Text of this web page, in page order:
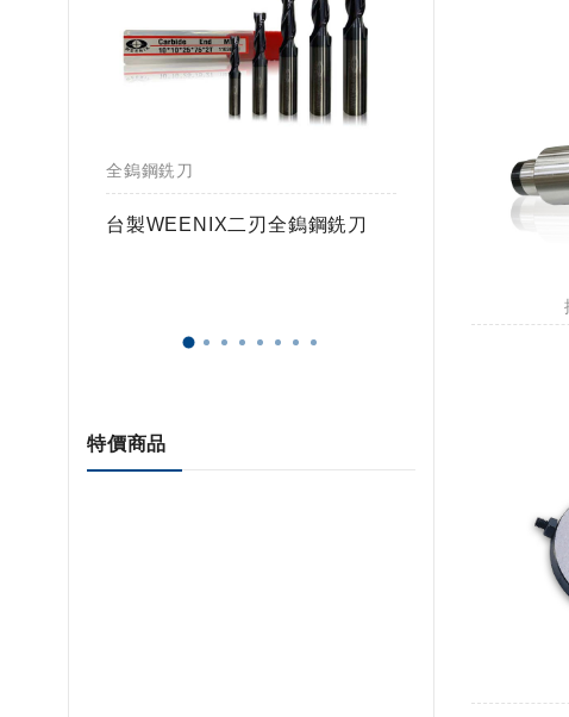
全鎢鋼銑刀
台製WEENIX二刃全鎢鋼銑刀
全鎢鋼銑刀
台製
特價商品